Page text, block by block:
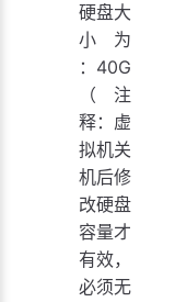
硬盘大
小为
：40G
（注
释：虚
拟机关
机后修
改硬盘
容量才
有效，
必须无